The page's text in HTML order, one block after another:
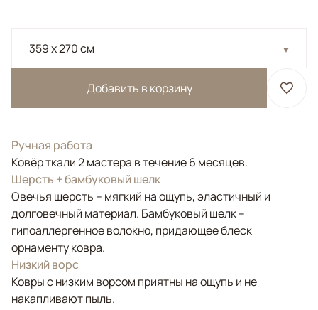
359 x 270 см
Добавить в корзину
Ручная работа
Ковёр ткали 2 мастера в течение 6 месяцев.
Шерсть + бамбуковый шелк
Овечья шерсть – мягкий на ощупь, эластичный и
долговечный материал. Бамбуковый шелк –
гипоаллергенное волокно, придающее блеск
орнаменту ковра.
Низкий ворс
Ковры с низким ворсом приятны на ощупь и не
накапливают пыль.